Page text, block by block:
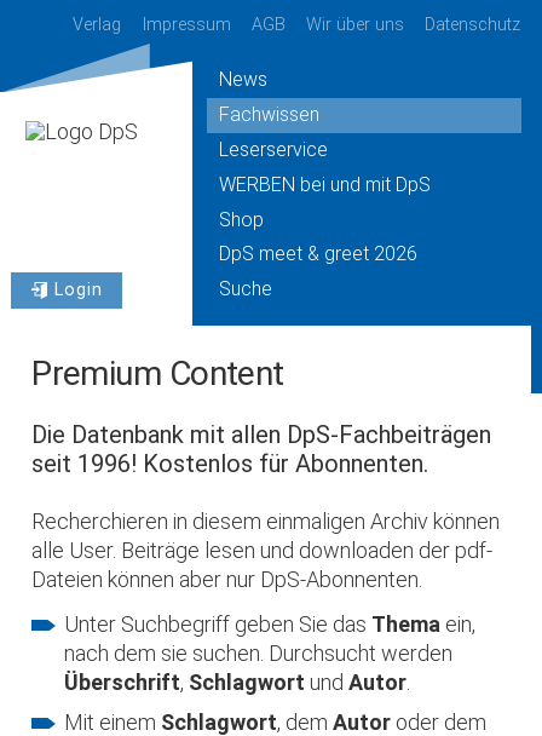
Verlag Impressum AGB Wir über uns Datenschutz
Login
News
Fachwissen
Leserservice
WERBEN bei und mit DpS
Shop
DpS meet & greet 2026
Suche
Premium Content
Die Datenbank mit allen DpS-Fachbeiträgen
seit 1996! Kostenlos für Abonnenten.
Recherchieren in diesem einmaligen Archiv können
alle User. Beiträge lesen und downloaden der pdf-
Dateien können aber nur DpS-Abonnenten.
Unter Suchbegriff geben Sie das Thema ein,
nach dem sie suchen. Durchsucht werden
Überschrift, Schlagwort undAutor
Mit einem Schlagwort, demAutor oder dem